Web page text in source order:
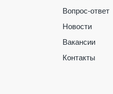
Вопрос-ответ
Новости
Вакансии
Контакты